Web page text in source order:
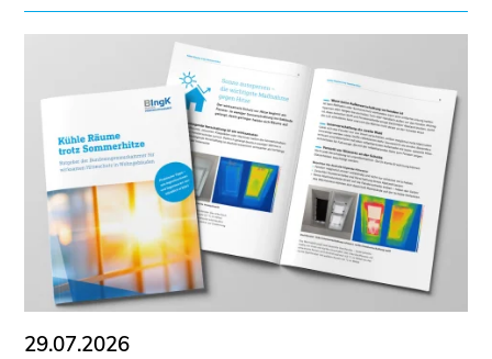
29.07.2026